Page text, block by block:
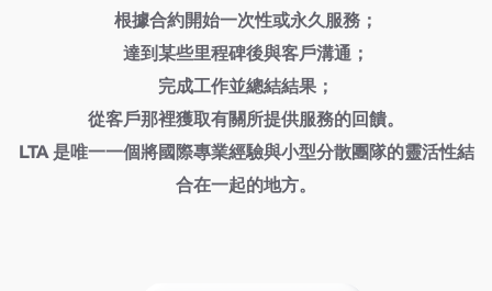
根據合約開始一次性或永久服務；
達到某些里程碑後與客戶溝通；
完成工作並總結結果；
從客戶那裡獲取有關所提供服務的回饋。
LTA 是唯一一個將國際專業經驗與小型分散團隊的靈活性結
合在一起的地方。